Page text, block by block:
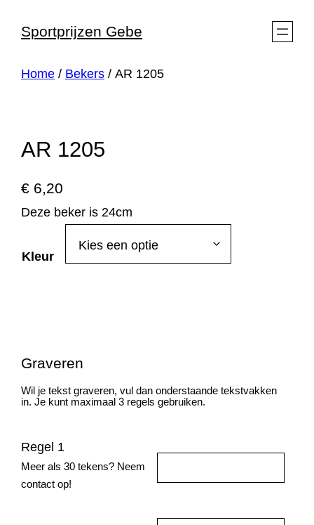
naar
inhoud
Sportprijzen Gebe
Home / Bekers / AR 1205
AR 1205
€ 6,20
Deze beker is 24cm
Kleur
Graveren
Wil je tekst graveren, vul dan onderstaande tekstvakken
in. Je kunt maximaal 3 regels gebruiken.
Regel 1
Meer als 30 tekens? Neem
contact op!